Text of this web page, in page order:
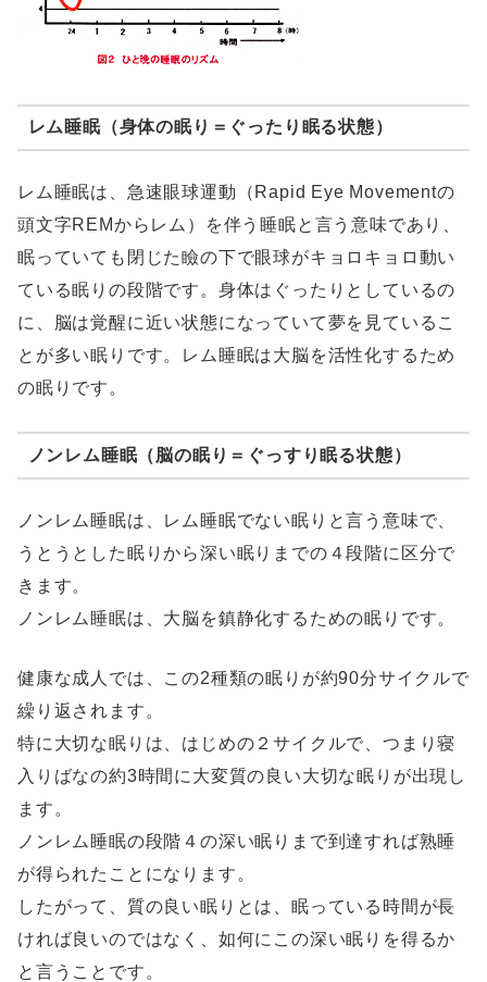
レム睡眠（身体の眠り＝ぐったり眠る状態）
レム睡眠は、急速眼球運動（Rapid Eye Movementの
頭文字REMからレム）を伴う睡眠と言う意味であり、
眠っていても閉じた瞼の下で眼球がキョロキョロ動い
ている眠りの段階です。身体はぐったりとしているの
に、脳は覚醒に近い状態になっていて夢を見ているこ
とが多い眠りです。レム睡眠は大脳を活性化するため
の眠りです。
ノンレム睡眠（脳の眠り＝ぐっすり眠る状態）
ノンレム睡眠は、レム睡眠でない眠りと言う意味で、
うとうとした眠りから深い眠りまでの４段階に区分で
きます。
ノンレム睡眠は、大脳を鎮静化するための眠りです。
健康な成人では、この2種類の眠りが約90分サイクルで
繰り返されます。
特に大切な眠りは、はじめの２サイクルで、つまり寝
入りばなの約3時間に大変質の良い大切な眠りが出現し
ます。
ノンレム睡眠の段階４の深い眠りまで到達すれば熟睡
が得られたことになります。
したがって、質の良い眠りとは、眠っている時間が長
ければ良いのではなく、如何にこの深い眠りを得るか
と言うことです。